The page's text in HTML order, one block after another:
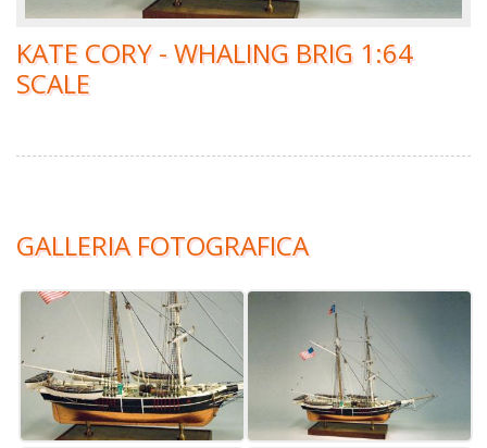
KATE CORY - WHALING BRIG 1:64
SCALE
GALLERIA FOTOGRAFICA